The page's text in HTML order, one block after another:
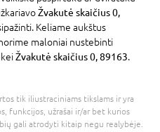
Žvakutė skaičius 0,
Keliame aukštus
maloniai nustebinti
Žvakutė skaičius 0, 89163.
tik iliustraciniams tikslams ir yra
funkcijos, užrašai ir/ar bet kurios
gali atrodyti kitaip negu realybėje.